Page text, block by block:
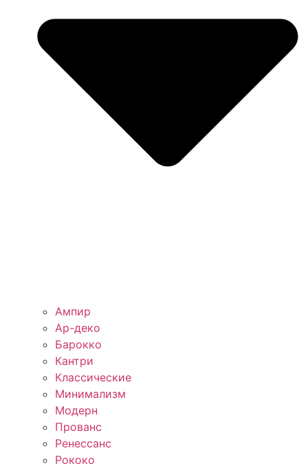
Ампир
Ар-деко
Барокко
Кантри
Классические
Минимализм
Модерн
Прованс
Ренессанс
Рококо